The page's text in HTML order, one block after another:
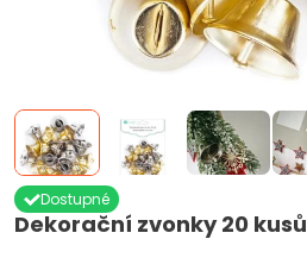
Dekorační zvonky 20 kusů
Dostupné